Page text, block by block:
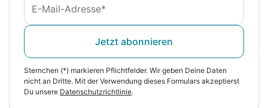
E-Mail-Adresse*
Jetzt abonnieren
Sternchen (*) markieren Pflichtfelder. Wir geben Deine Daten
nicht an Dritte. Mit der Verwendung dieses Formulars akzeptierst
Du unsere Datenschutzrichtlinie.